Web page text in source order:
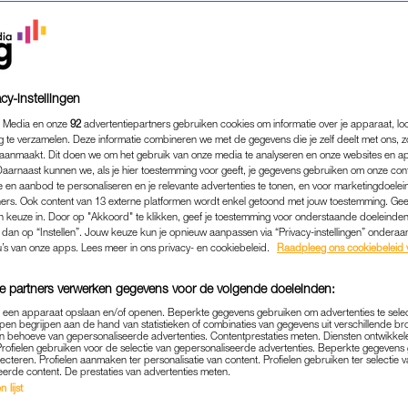
TOT BALL GOWN:
TIJDENS DE EMMY
15-09-2025 | MILOU NAGELHOUT
de uitreikingen van de Emmy Awards plaats. Er
instellingen
en onze 92 advertentiepartners gebruiken cookies om informatie over je apparaat,
te verzamelen. Deze informatie combineren we met de gegevens die je zelf deelt met ons,
Dit doen we om het gebruik van onze media te analyseren en onze websites en
kunnen we, als je hier toestemming voor geeft, je gegevens gebruiken om onze
en aanbod te personaliseren en je relevante advertenties te tonen, en voor
Ook content van 13 externe platformen wordt enkel getoond met jouw toestemming.
keuze in. Door op "Akkoord" te klikken, geef je toestemming voor onderstaande
op “Instellen”. Jouw keuze kun je opnieuw aanpassen via “Privacy-instellingen”
van onze apps. Lees meer in ons privacy- en cookiebeleid.
Raadpleeg ons cookiebeleid
partners verwerken gegevens voor de volgende doeleinden:
apparaat opslaan en/of openen. Beperkte gegevens gebruiken om advertenties te
begrijpen aan de hand van statistieken of combinaties van gegevens uit verschillende
behoeve van gepersonaliseerde advertenties. Contentprestaties meten. Diensten
gebruiken voor de selectie van gepersonaliseerde advertenties. Beperkte
Profielen aanmaken ter personalisatie van content. Profielen gebruiken ter selectie
content. De prestaties van advertenties meten.
lijst